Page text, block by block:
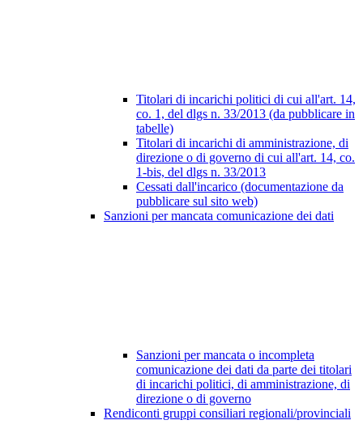
Titolari di incarichi politici di cui all'art. 14,
co. 1, del dlgs n. 33/2013 (da pubblicare in
tabelle)
Titolari di incarichi di amministrazione, di
direzione o di governo di cui all'art. 14, co.
1-bis, del dlgs n. 33/2013
Cessati dall'incarico (documentazione da
pubblicare sul sito web)
Sanzioni per mancata comunicazione dei dati
Sanzioni per mancata o incompleta
comunicazione dei dati da parte dei titolari
di incarichi politici, di amministrazione, di
direzione o di governo
Rendiconti gruppi consiliari regionali/provinciali